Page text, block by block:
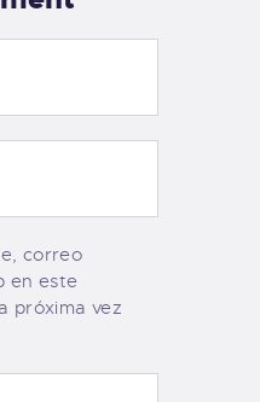
correo
en este
próxima vez